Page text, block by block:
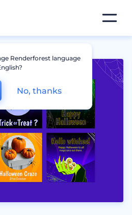
Renderforest language
No, thanks